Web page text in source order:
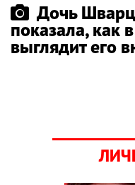
Дочь
показала, как
выглядит его